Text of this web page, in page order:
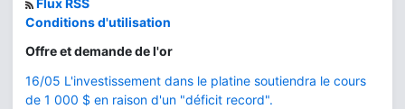
Flux RSS
Conditions d'utilisation
Offre et demande de l'or
16/05 L'investissement dans le platine soutiendra le cours
de 1 000 $ en raison d'un "déficit record".